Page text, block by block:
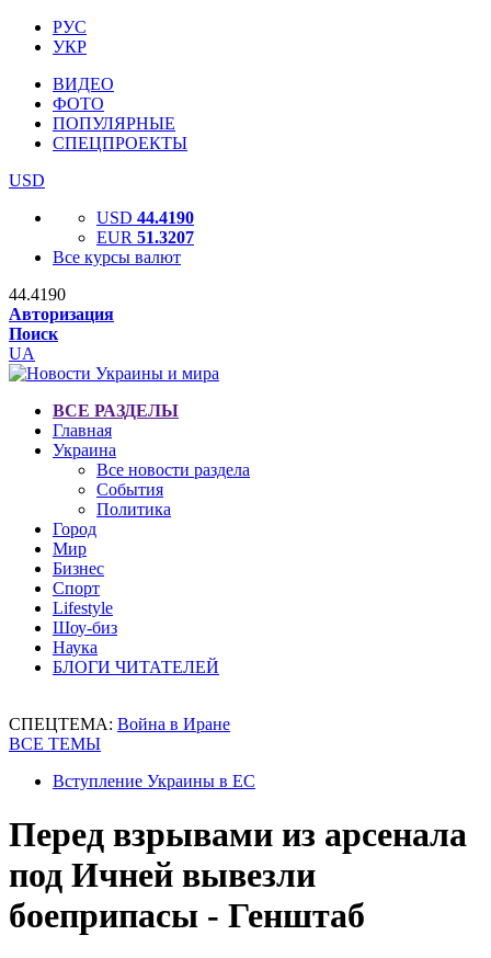
РУС
УКР
ВИДЕО
ФОТО
ПОПУЛЯРНЫЕ
СПЕЦПРОЕКТЫ
USD
USD 44.4190
EUR 51.3207
Все курсы валют
44.4190
Авторизация
Поиск
UA
ВСЕ РАЗДЕЛЫ
Главная
Украина
Все новости раздела
События
Политика
Город
Мир
Бизнес
Спорт
Lifestyle
Шоу-биз
Наука
БЛОГИ ЧИТАТЕЛЕЙ
СПЕЦТЕМА: Война в Иране
ВСЕ ТЕМЫ
Вступление Украины в ЕС
Перед взрывами из арсенала
под Ичней вывезли
боеприпасы - Генштаб